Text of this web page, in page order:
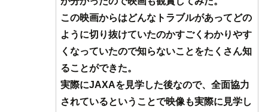
この映画からはどんなトラブルがあってどの
ように切り抜けていたのかすごくわかりやす
くなっていたので知らないことをたくさん知
ることができた。
実際にJAXAを見学した後なので、全面協力
されているということで映像も実際に見学し